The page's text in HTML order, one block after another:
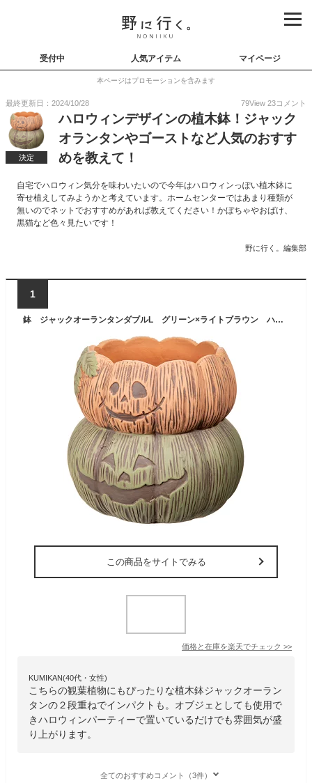
受付中 人気アイテム マイページ
本ページはプロモーションを含みます
最終更新日：2024/10/28 79View 23コメント
決定
ハロウィンデザインの植木鉢！ジャック
オランタンやゴーストなど人気のおすす
めを教えて！
自宅でハロウィン気分を味わいたいので今年はハロウィンっぽい植木鉢に
寄せ植えしてみようかと考えています。ホームセンターではあまり種類が
無いのでネットでおすすめがあれば教えてください！かぼちゃやおばけ、
黒猫など色々見たいです！
野に行く。編集部
1
鉢 ジャックオーランタンダブルL グリーン×ライトブラウン ハロウィン 植木鉢 観葉植物 関東当日便
この商品をサイトでみる
価格と在庫を楽天でチェック >>
KUMIKAN(40代・女性)
こちらの観葉植物にもぴったりな植木鉢ジャックオーラン
タンの２段重ねでインパクトも。オブジェとしても使用で
きハロウィンパーティーで置いているだけでも雰囲気が盛
り上がります。
全てのおすすめコメント（3件）